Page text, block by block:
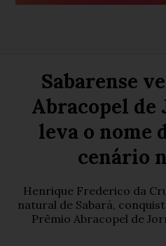
Sabarense
Abracopel de
leva o nome
cenário
Henrique Frederico da
natural de Sabará,
Prêmio Abracopel de